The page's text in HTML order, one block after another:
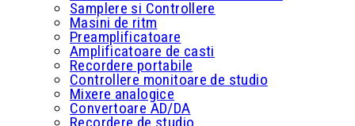
Samplere si Controllere
Masini de ritm
Preamplificatoare
Amplificatoare de casti
Recordere portabile
Controllere monitoare de studio
Mixere analogice
Convertoare AD/DA